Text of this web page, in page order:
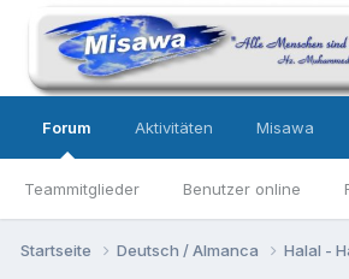
Forum
Teammitglieder Benutzer online
Aktivitäten Misawa
Startseite Deutsch / Almanca Halal -